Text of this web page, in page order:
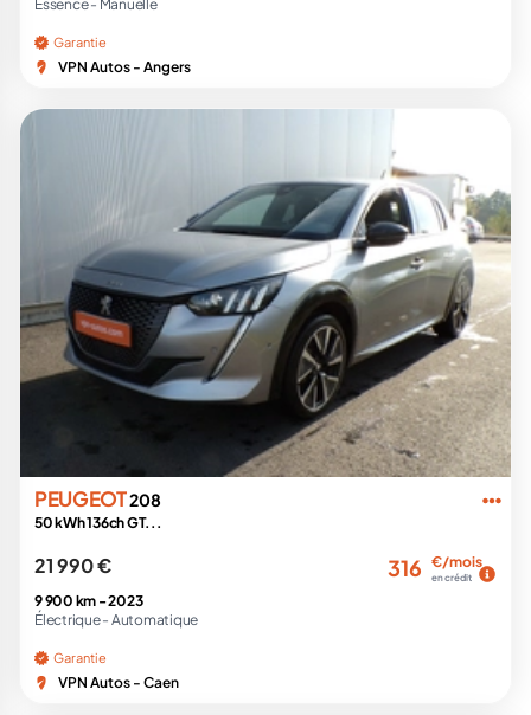
Essence - Manuelle
Garantie
VPN Autos - Angers
PEUGEOT208
50 kWh 136ch GT...
21 990 € 316 €/mois
en crédit
9 900 km -2023
Électrique - Automatique
Garantie
VPN Autos - Caen